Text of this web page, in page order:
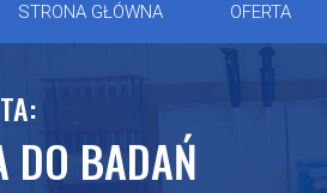
STRONA GŁÓWNA OFERTA
DO BADAŃ